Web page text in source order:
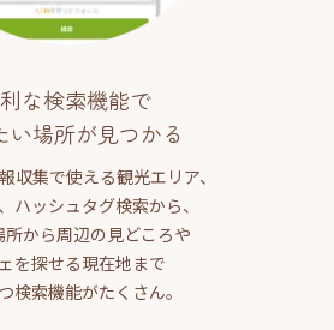
な検索機能で
い場所が見つかる
収集で使える観光エリア、
ハッシュタグ検索から、
所から周辺の見どころや
を探せる現在地まで
検索機能がたくさん。